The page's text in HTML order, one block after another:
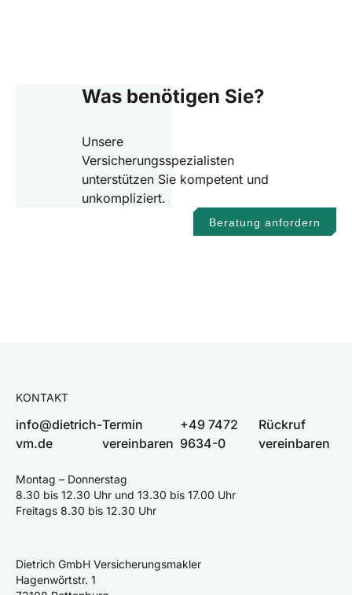
Was benötigen Sie?
Unsere
Versicherungsspezialisten
unterstützen Sie kompetent und
unkompliziert.
Beratung anfordern
KONTAKT
info@dietrich-
vm.de
Termin
vereinbaren
+49 7472
9634-0
Rückruf
vereinbaren
Montag – Donnerstag
8.30 bis 12.30 Uhr und 13.30 bis 17.00 Uhr
Freitags 8.30 bis 12.30 Uhr
Dietrich GmbH Versicherungsmakler
Hagenwörtstr. 1